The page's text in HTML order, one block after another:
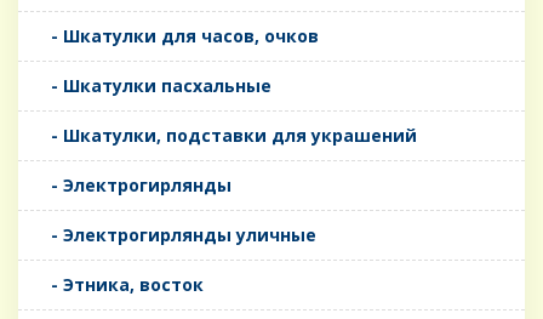
- Шкатулки для часов, очков
- Шкатулки пасхальные
- Шкатулки, подставки для украшений
- Электрогирлянды
- Электрогирлянды уличные
- Этника, восток